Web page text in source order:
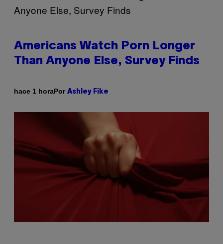
Americans Watch Porn Longer
Than Anyone Else, Survey Finds
hace 1 horaPor Ashley Fike